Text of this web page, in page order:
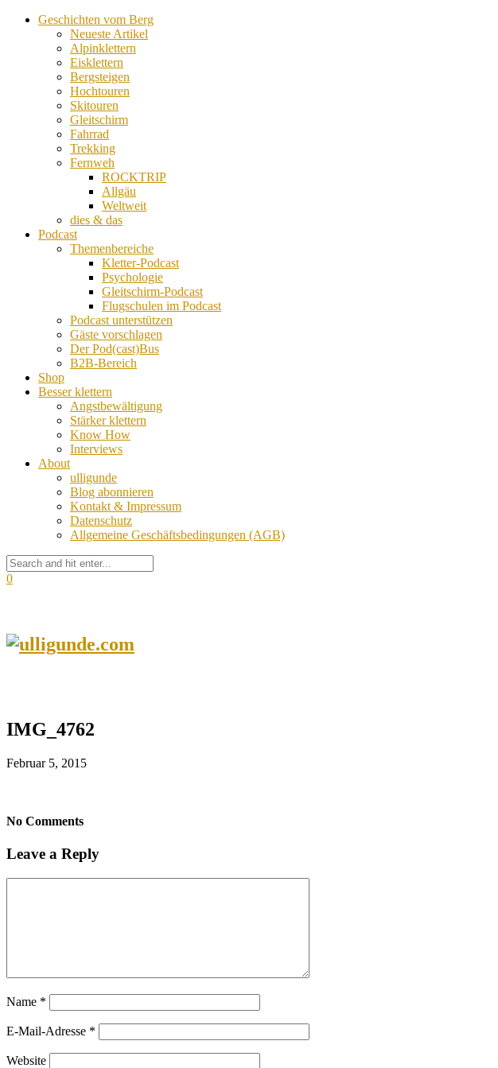
Geschichten vom Berg
Neueste Artikel
Alpinklettern
Eisklettern
Bergsteigen
Hochtouren
Skitouren
Gleitschirm
Fahrrad
Trekking
Fernweh
ROCKTRIP
Allgäu
Weltweit
dies & das
Podcast
Themenbereiche
Kletter-Podcast
Psychologie
Gleitschirm-Podcast
Flugschulen im Podcast
Podcast unterstützen
Gäste vorschlagen
Der Pod(cast)Bus
B2B-Bereich
Shop
Besser klettern
Angstbewältigung
Stärker klettern
Know How
Interviews
About
ulligunde
Blog abonnieren
Kontakt & Impressum
Datenschutz
Allgemeine Geschäftsbedingungen (AGB)
0
IMG_4762
Februar 5, 2015
No Comments
Leave a Reply
Name *
E-Mail-Adresse *
Website